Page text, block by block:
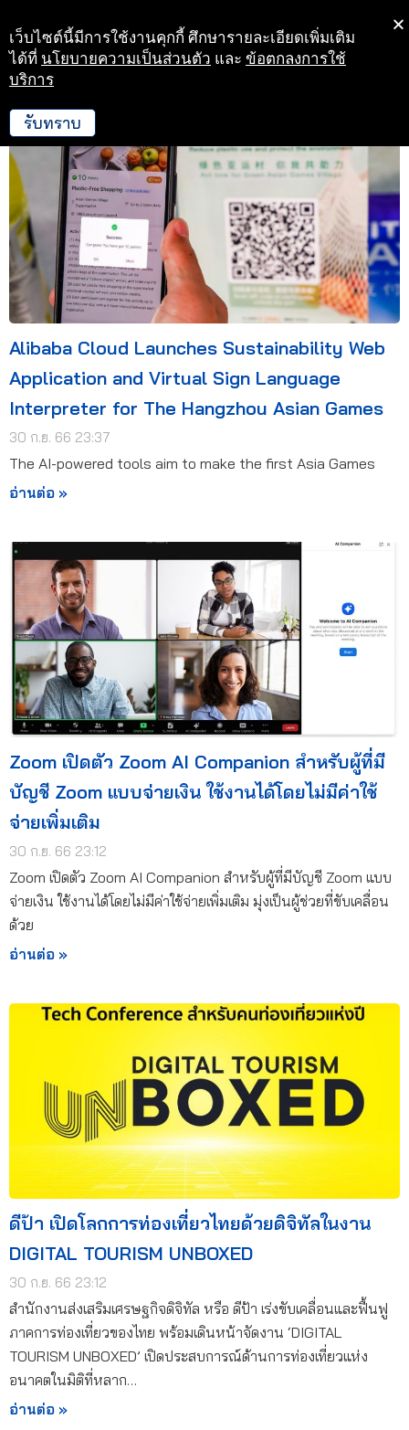
Skip
to
Alibaba Cloud Launches Sustainability Web
Application and Virtual Sign Language
Interpreter for The Hangzhou Asian Games
30 ก.ย. 66 23:37
The AI-powered tools aim to make the first Asia Games
อ่านต่อ »
Zoom เปิดตัว Zoom AI Companion สำหรับผู้ที่มี
บัญชี Zoom แบบจ่ายเงิน ใช้งานได้โดยไม่มีค่าใช้
จ่ายเพิ่มเติม
30 ก.ย. 66 23:12
Zoom เปิดตัว Zoom AI Companion สำหรับผู้ที่มีบัญชี Zoom แบบ
จ่ายเงิน ใช้งานได้โดยไม่มีค่าใช้จ่ายเพิ่มเติม มุ่งเป็นผู้ช่วยที่ขับเคลื่อน
ด้วย
อ่านต่อ »
ดีป้า เปิดโลกการท่องเที่ยวไทยด้วยดิจิทัลในงาน
DIGITAL TOURISM UNBOXED
30 ก.ย. 66 23:12
สำนักงานส่งเสริมเศรษฐกิจดิจิทัล หรือ ดีป้า เร่งขับเคลื่อนและฟื้นฟู
ภาคการท่องเที่ยวของไทย พร้อมเดินหน้าจัดงาน ‘DIGITAL
TOURISM UNBOXED’ เปิดประสบการณ์ด้านการท่องเที่ยวแห่ง
อนาคตในมิติที่หลาก…
อ่านต่อ »
เว็บไซต์นี้มีการใช้งานคุกกี้ ศึกษารายละเอียดเพิ่มเติม
ได้ที่ นโยบายความเป็นส่วนตัว และ ข้อตกลงการใช้
บริการ
รับทราบ